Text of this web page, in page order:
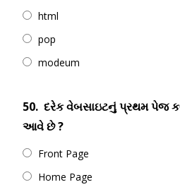
html
pop
modeum
50. દરેક વેબસાઇટનું પ્રથમ પેજ
આવે છે ?
Front Page
Home Page